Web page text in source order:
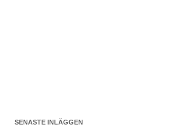
SENASTE INLÄGGEN